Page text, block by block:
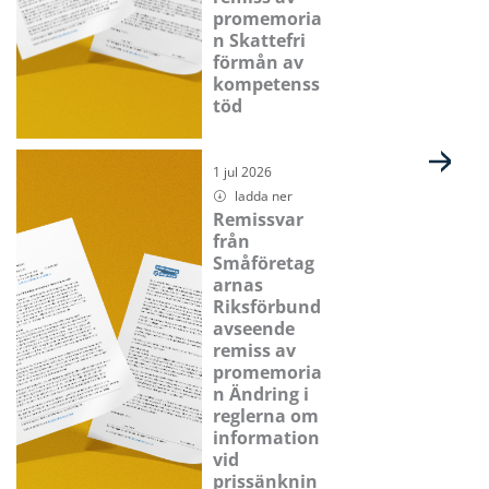
promemoria
n Skattefri
förmån av
kompetenss
töd
1 jul 2026
ladda ner
Remissvar
från
Småföretag
arnas
Riksförbund
avseende
remiss av
promemoria
n Ändring i
reglerna om
information
vid
prissänknin